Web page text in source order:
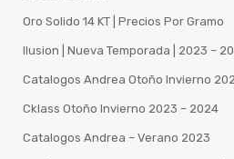
Oro Solido 14 KT | Precios Por Gramo
Ilusion | Nueva Temporada | 2023 –
Catalogos Andrea Otoño Invierno
Cklass Otoño Invierno 2023 – 2024
Catalogos Andrea – Verano 2023